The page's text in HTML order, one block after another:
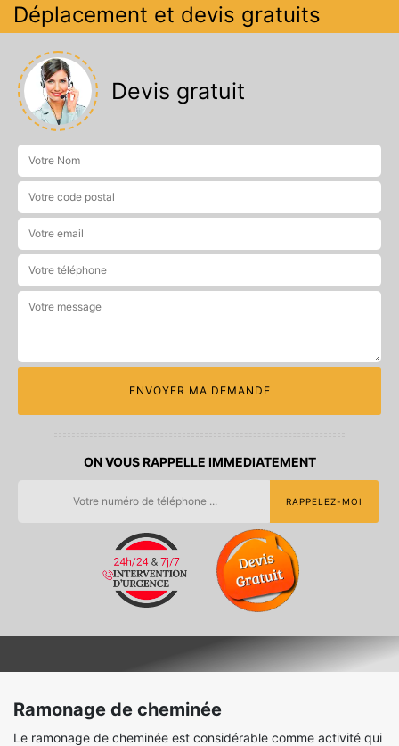
Déplacement et devis gratuits
Devis gratuit
ON VOUS RAPPELLE IMMEDIATEMENT
Ramonage de cheminée
Le ramonage de cheminée est considérable comme activité qui